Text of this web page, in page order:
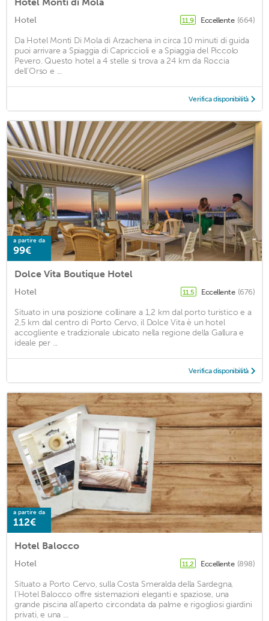
Hotel 11,9 Eccellente (664)
Da Hotel Monti Di Mola di Arzachena in circa 10 minuti di guida
puoi arrivare a Spiaggia di Capriccioli e a Spiaggia del Piccolo
Pevero. Questo hotel a 4 stelle si trova a 24 km da Roccia
dell'Orso e ...
Verifica disponibilità
a partire da
99€
Dolce Vita Boutique Hotel
Hotel 11,5 Eccellente (676)
Situato in una posizione collinare a 1,2 km dal porto turistico e a
2,5 km dal centro di Porto Cervo, il Dolce Vita è un hotel
accogliente e tradizionale ubicato nella regione della Gallura e
ideale per ...
Verifica disponibilità
a partire da
112€
Hotel Balocco
Hotel 11,2 Eccellente (898)
Situato a Porto Cervo, sulla Costa Smeralda della Sardegna,
l'Hotel Balocco offre sistemazioni eleganti e spaziose, una
grande piscina all'aperto circondata da palme e rigogliosi giardini
privati, e una ...